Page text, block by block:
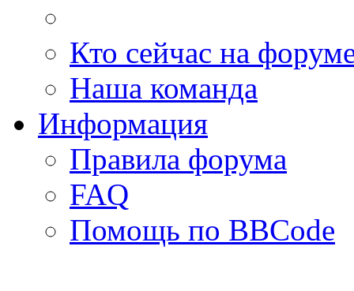
Кто сейчас на
Наша команда
Информация
Правила форума
FAQ
Помощь по BBCode